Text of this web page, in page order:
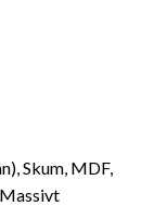
Skum, MDF,